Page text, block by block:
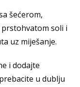
šećerom,
soli i
uz miješanje.
i dodajte
u dublju